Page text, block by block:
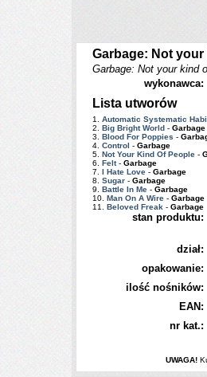
Garbage: Not
Garbage: Not your kind
wykonawca:
Lista utworów
1. Automatic Systematic
2. Big Bright World - Garbage
3. Blood For Poppies -
4. Control - Garbage
5. Not Your Kind Of People -
6. Felt- Garbage
7. I Hate Love - Garbage
8. Sugar - Garbage
9. Battle In Me - Garbage
10. Man On A Wire - Garbage
11. Beloved Freak - Garbage
stan produktu:
dział:
opakowanie:
ilość nośników:
EAN:
nr kat.:
UWAGA!